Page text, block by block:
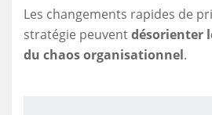
Les changements rapides de
stratégie peuventdésorienter
du chaos organisationnel.